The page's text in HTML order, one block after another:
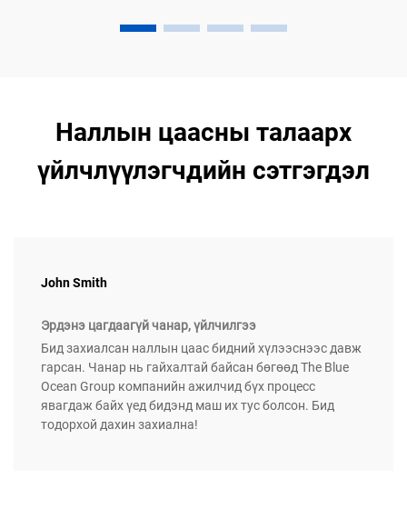
Наллын цаасны талаарх
үйлчлүүлэгчдийн сэтгэгдэл
John Smith
Эрдэнэ цагдаагүй чанар, үйлчилгээ
Бид захиалсан наллын цаас бидний хүлээснээс давж
гарсан. Чанар нь гайхалтай байсан бөгөөд The Blue
Ocean Group компанийн ажилчид бүх процесс
явагдаж байх үед бидэнд маш их тус болсон. Бид
тодорхой дахин захиална!